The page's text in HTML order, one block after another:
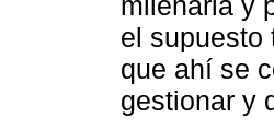
el supuesto
que ahí se
gestionar y